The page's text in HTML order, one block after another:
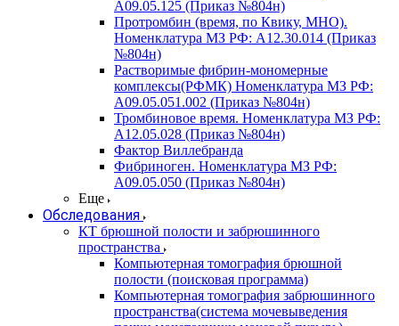
A09.05.125 (Приказ №804н)
Протромбин (время, по Квику, МНО).
Номенклатура МЗ РФ: A12.30.014 (Приказ
№804н)
Растворимые фибрин-мономерные
комплексы(РФМК) Номенклатура МЗ РФ:
A09.05.051.002 (Приказ №804н)
Тромбиновое время. Номенклатура МЗ РФ:
A12.05.028 (Приказ №804н)
Фактор Виллебранда
Фибриноген. Номенклатура МЗ РФ:
A09.05.050 (Приказ №804н)
Еще
Обследования
КТ брюшной полости и забрюшинного
пространства
Компьютерная томография брюшной
полости (поисковая программа)
Компьютерная томография забрюшинного
пространства(система мочевыведения